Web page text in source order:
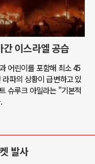
이스라엘 공습
어린이를 포함해 최소 45
파의 상황이 급변하고 있
슈루크 아일라는 "기본적
발사